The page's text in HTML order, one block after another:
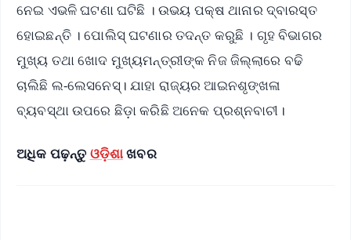
ନେଇ ଏଭଳି ଘଟଣା ଘଟିଛି । ଉଭୟ ପକ୍ଷ ଥାନାର ଦ୍ବାରସ୍ତ
ହୋଇଛନ୍ତି । ପୋଲିସ୍ ଘଟଣାର ତଦନ୍ତ କରୁଛି । ଗୃହ ବିଭାଗର
ମୁଖ୍ୟ ତଥା ଖୋଦ ମୁଖ୍ୟମନ୍ତ୍ରୀଙ୍କ ନିଜ ଜିଲ୍ଲାରେ ବଢି
ଚାଲିଛି ଲ-ଲେସନେସ୍। ଯାହା ରାଜ୍ୟର ଆଇନଶୃଙ୍ଖଳା
ବ୍ୟବସ୍ଥା ଉପରେ ଛିଡ଼ା କରିଛି ଅନେକ ପ୍ରଶ୍ନବାଚୀ।
ଅଧିକ ପଢ଼ନ୍ତୁ ଓଡ଼ିଶାଖବର